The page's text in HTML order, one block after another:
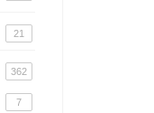
21
362
7